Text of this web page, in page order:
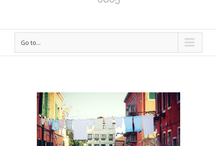
Go to...
View
Larger
Image